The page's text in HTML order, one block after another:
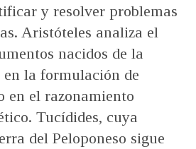
y resolver problemas
Aristóteles analiza el
nacidos de la
en la formulación de
en el razonamiento
Tucídides, cuya
del Peloponeso sigue